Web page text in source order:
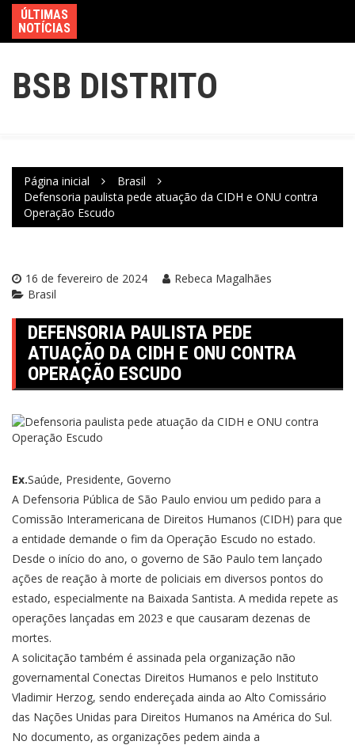
ÚLTIMAS
NOTÍCIAS
BSB DISTRITO
Página inicial
Brasil
Defensoria paulista pede atuação da CIDH e ONU contra
Operação Escudo
16 de fevereiro de 2024
Rebeca Magalhães
Brasil
DEFENSORIA PAULISTA PEDE
ATUAÇÃO DA CIDH E ONU CONTRA
OPERAÇÃO ESCUDO
Ex.Saúde, Presidente, Governo
A Defensoria Pública de São Paulo enviou um pedido para a
Comissão Interamericana de Direitos Humanos (CIDH) para que
a entidade demande o fim da Operação Escudo no estado.
Desde o início do ano, o governo de São Paulo tem lançado
ações de reação à morte de policiais em diversos pontos do
estado, especialmente na Baixada Santista. A medida repete as
operações lançadas em 2023 e que causaram dezenas de
mortes.
A solicitação também é assinada pela organização não
governamental Conectas Direitos Humanos e pelo Instituto
Vladimir Herzog, sendo endereçada ainda ao Alto Comissário
das Nações Unidas para Direitos Humanos na América do Sul.
No documento, as organizações pedem ainda a